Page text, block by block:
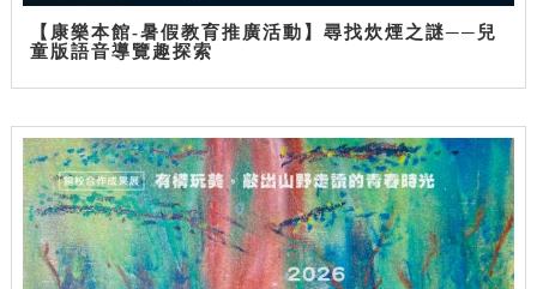
【康樂本館-暑假教育推廣活動】尋找炊煙之謎──兒
童版語音導覽趣探索